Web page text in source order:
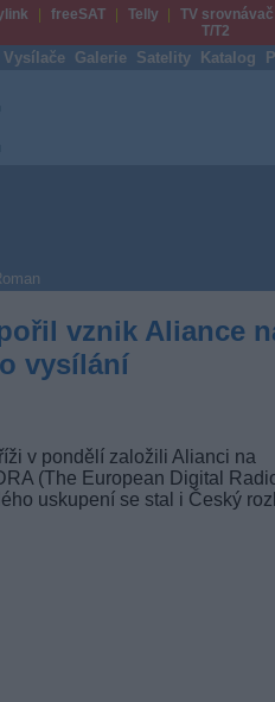
freeSAT Telly
TV srovnávač
T/T2
Vysílače Galerie Satelity Katalog
vznik Aliance
vysílání
v pondělí založili Alianci na
(The European Digital
uskupení se stal i Český